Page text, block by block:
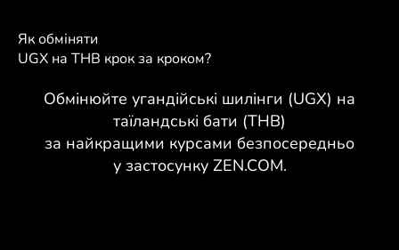
Як обміняти
UGX на THB крок за кроком?
Обмінюйте угандійські шилінги (UGX) на
таїландські бати (THB)
за найкращими курсами безпосередньо
у застосунку ZEN.COM.